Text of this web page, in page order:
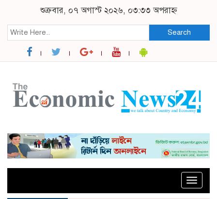
শুক্রবার, ০৭ অগাস্ট ২০২৬, ০৩:৩৩ অপরাহ্ন
Search
Toggle